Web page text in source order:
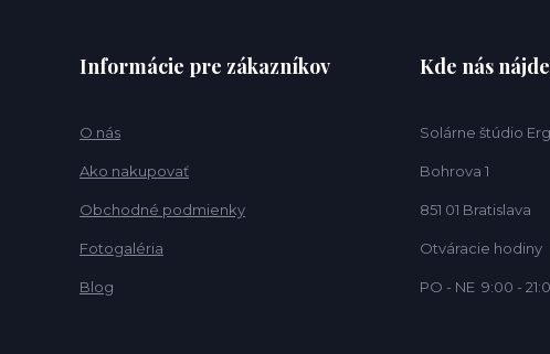
Informácie pre zákazníkov
O nás
Ako nakupovať
Obchodné podmienky
Fotogaléria
Blog
Kde nás
Solárne štúdio
Bohrova 1
851 01 Bratislava
Otváracie hodiny
PO - NE 9:00 -